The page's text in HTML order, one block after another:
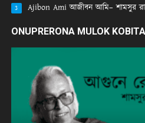
3 Ajibon Ami আজীবন আমি– শামসুর
ONUPRERONA MULOK KOBITA |